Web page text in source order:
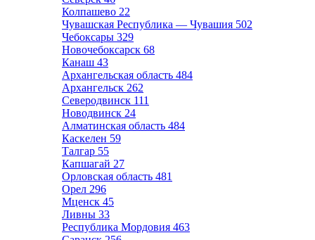
Колпашево 22
Чувашская Республика — Чувашия 502
Чебоксары 329
Новочебоксарск 68
Канаш 43
Архангельская область 484
Архангельск 262
Северодвинск 111
Новодвинск 24
Алматинская область 484
Каскелен 59
Талгар 55
Капшагай 27
Орловская область 481
Орел 296
Мценск 45
Ливны 33
Республика Мордовия 463